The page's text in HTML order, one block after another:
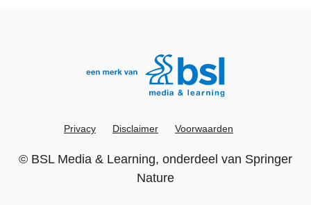
Privacy Disclaimer Voorwaarden
© BSL Media & Learning, onderdeel van Springer
Nature